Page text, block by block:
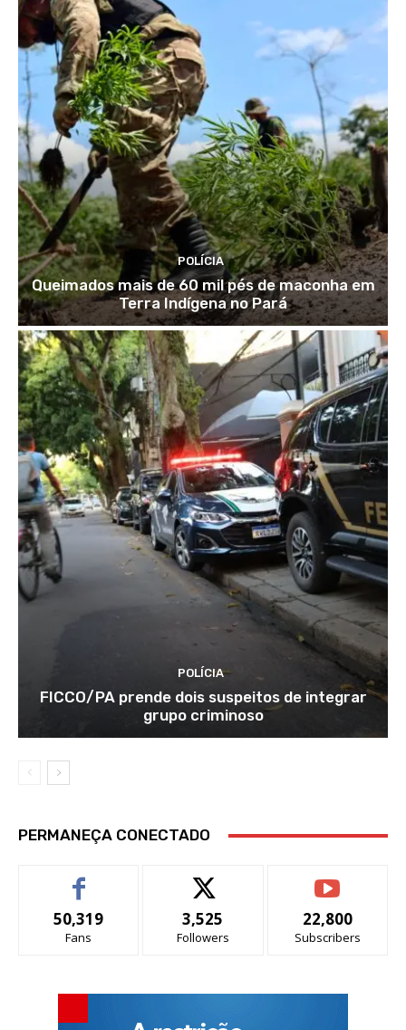
POLÍCIA
Queimados mais de 60 mil pés de maconha em
Terra Indígena no Pará
POLÍCIA
FICCO/PA prende dois suspeitos de integrar
grupo criminoso
PERMANEÇA CONECTADO
50,319
Fans
3,525
Followers
22,800
Subscribers